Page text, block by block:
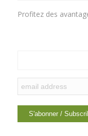
Profitez des